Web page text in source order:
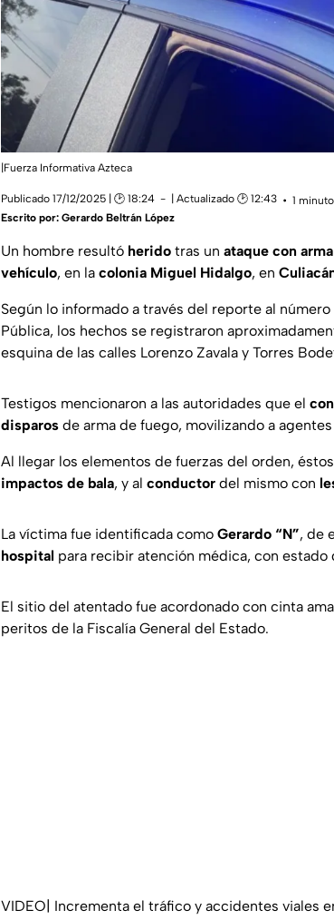
|Fuerza Informativa Azteca
Publicado 17/12/2025 | 🕑 18:24 | Actualizado 🕑 12:43
1
Escrito por: Gerardo Beltrán López
Un hombre resultó herido tras un ataque con
vehículo, en la colonia Miguel Hidalgo, en
Según lo informado a través del reporte al
Pública, los hechos se registraron
esquina de las calles Lorenzo Zavala y Torres
Testigos mencionaron a las autoridades que el
disparos de arma de fuego, movilizando a
Al llegar los elementos de fuerzas del orden,
impactos de bala, y al conductor del mismo con
La víctima fue identificada como Gerardo “N”, de
hospital para recibir atención médica, con estado
El sitio del atentado fue acordonado con cinta
peritos de la Fiscalía General del Estado.
VIDEO| Incrementa el tráfico y accidentes viales